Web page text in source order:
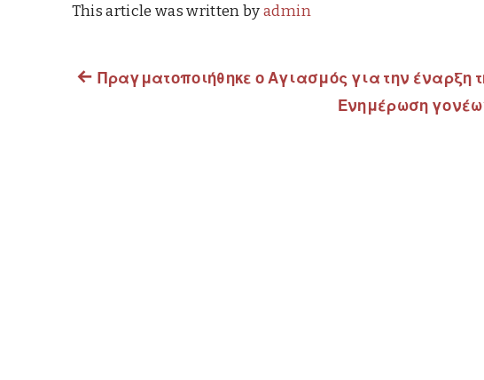
This article was written byadmin
Πλοήγηση
Previous
Πραγματοποιήθηκε ο Αγιασμός για την έναρξη
Ενημέρωση